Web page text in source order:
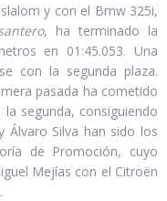
y con el Bmw 325i,
, ha terminado la
en 01:45.053. Una
con la segunda plaza.
pasada ha cometido
segunda, consiguiendo
Álvaro Silva han sido los
de Promoción, cuyo
Mejías con el Citroën